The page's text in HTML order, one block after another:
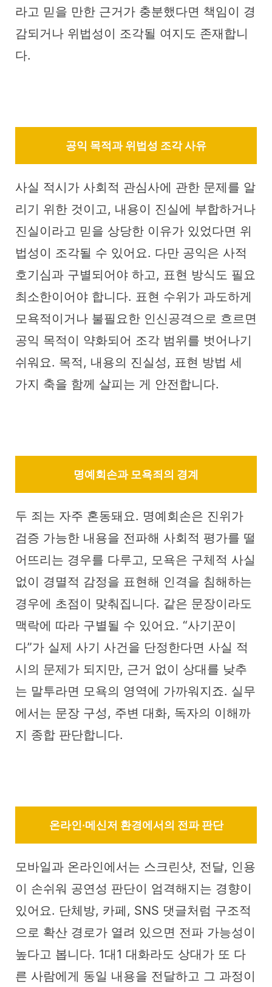
라고 믿을 만한 근거가 충분했다면 책임이 경
감되거나 위법성이 조각될 여지도 존재합니
다.
공익 목적과 위법성 조각 사유
사실 적시가 사회적 관심사에 관한 문제를 알
리기 위한 것이고, 내용이 진실에 부합하거나
진실이라고 믿을 상당한 이유가 있었다면 위
법성이 조각될 수 있어요. 다만 공익은 사적
호기심과 구별되어야 하고, 표현 방식도 필요
최소한이어야 합니다. 표현 수위가 과도하게
모욕적이거나 불필요한 인신공격으로 흐르면
공익 목적이 약화되어 조각 범위를 벗어나기
쉬워요. 목적, 내용의 진실성, 표현 방법 세
가지 축을 함께 살피는 게 안전합니다.
명예회손과 모욕죄의 경계
두 죄는 자주 혼동돼요. 명예회손은 진위가
검증 가능한 내용을 전파해 사회적 평가를 떨
어뜨리는 경우를 다루고, 모욕은 구체적 사실
없이 경멸적 감정을 표현해 인격을 침해하는
경우에 초점이 맞춰집니다. 같은 문장이라도
맥락에 따라 구별될 수 있어요. “사기꾼이
다”가 실제 사기 사건을 단정한다면 사실 적
시의 문제가 되지만, 근거 없이 상대를 낮추
는 말투라면 모욕의 영역에 가까워지죠. 실무
에서는 문장 구성, 주변 대화, 독자의 이해까
지 종합 판단합니다.
온라인·메신저 환경에서의 전파 판단
모바일과 온라인에서는 스크린샷, 전달, 인용
이 손쉬워 공연성 판단이 엄격해지는 경향이
있어요. 단체방, 카페, SNS 댓글처럼 구조적
으로 확산 경로가 열려 있으면 전파 가능성이
높다고 봅니다. 1대1 대화라도 상대가 또 다
른 사람에게 동일 내용을 전달하고 그 과정이